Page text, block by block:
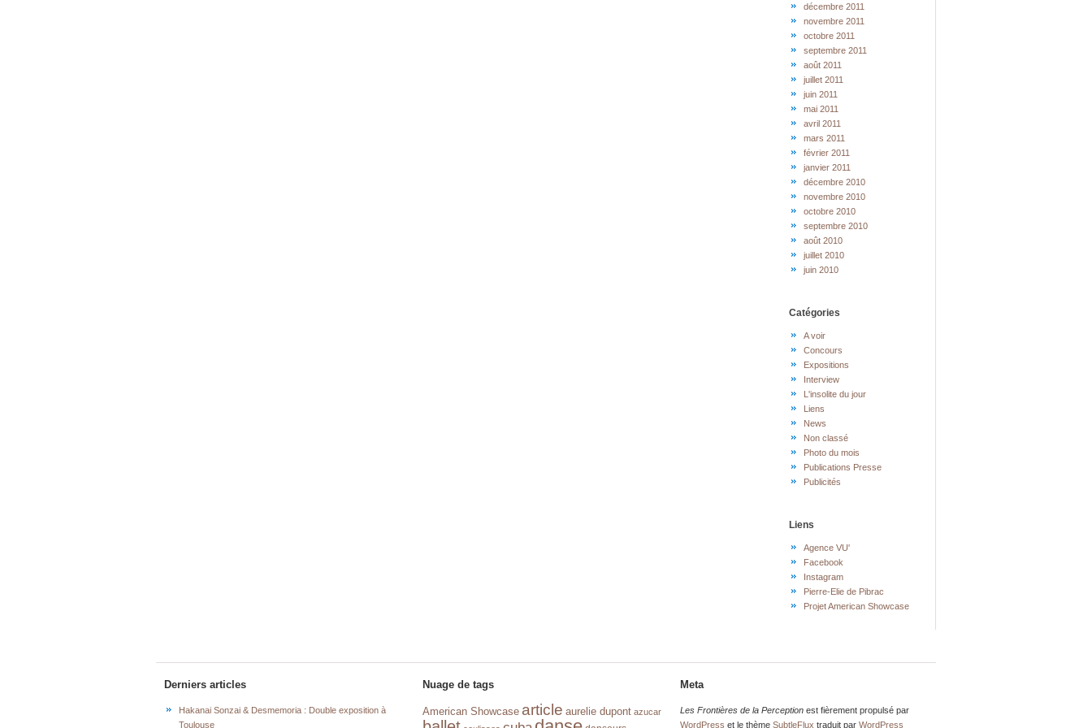
décembre 2011
novembre 2011
octobre 2011
septembre 2011
août 2011
juillet 2011
juin 2011
mai 2011
avril 2011
mars 2011
février 2011
janvier 2011
décembre 2010
novembre 2010
octobre 2010
septembre 2010
août 2010
juillet 2010
juin 2010
Catégories
A voir
Concours
Expositions
Interview
L'insolite du jour
Liens
News
Non classé
Photo du mois
Publications Presse
Publicités
Liens
Agence VU'
Facebook
Instagram
Pierre-Elie de Pibrac
Projet American Showcase
Derniers articles
Hakanai Sonzai & Desmemoria : Double exposition à
Toulouse
Nuage de tags
American Showcase article aurelie dupont azucar
Meta
Les Frontières de la Perception est fièrement propulsé par
WordPress et le thèmeSubtleFlux traduit parWordPress